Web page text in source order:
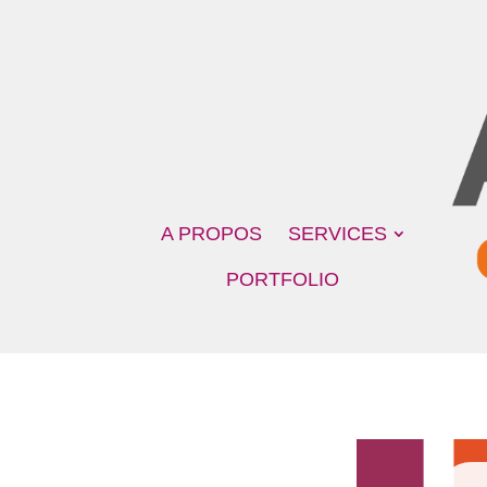
A PROPOS SERVICES
PORTFOLIO